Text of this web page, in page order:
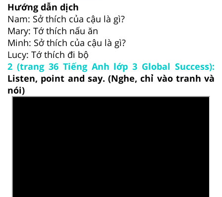
Hướng dẫn dịch
Nam: Sở thích của cậu là gì?
Mary: Tớ thích nấu ăn
Minh: Sở thích của cậu là gì?
Lucy: Tớ thích đi bộ
2 (trang 36 Tiếng Anh lớp 3 Global Success):
Listen, point and say. (Nghe, chỉ vào tranh và
nói)